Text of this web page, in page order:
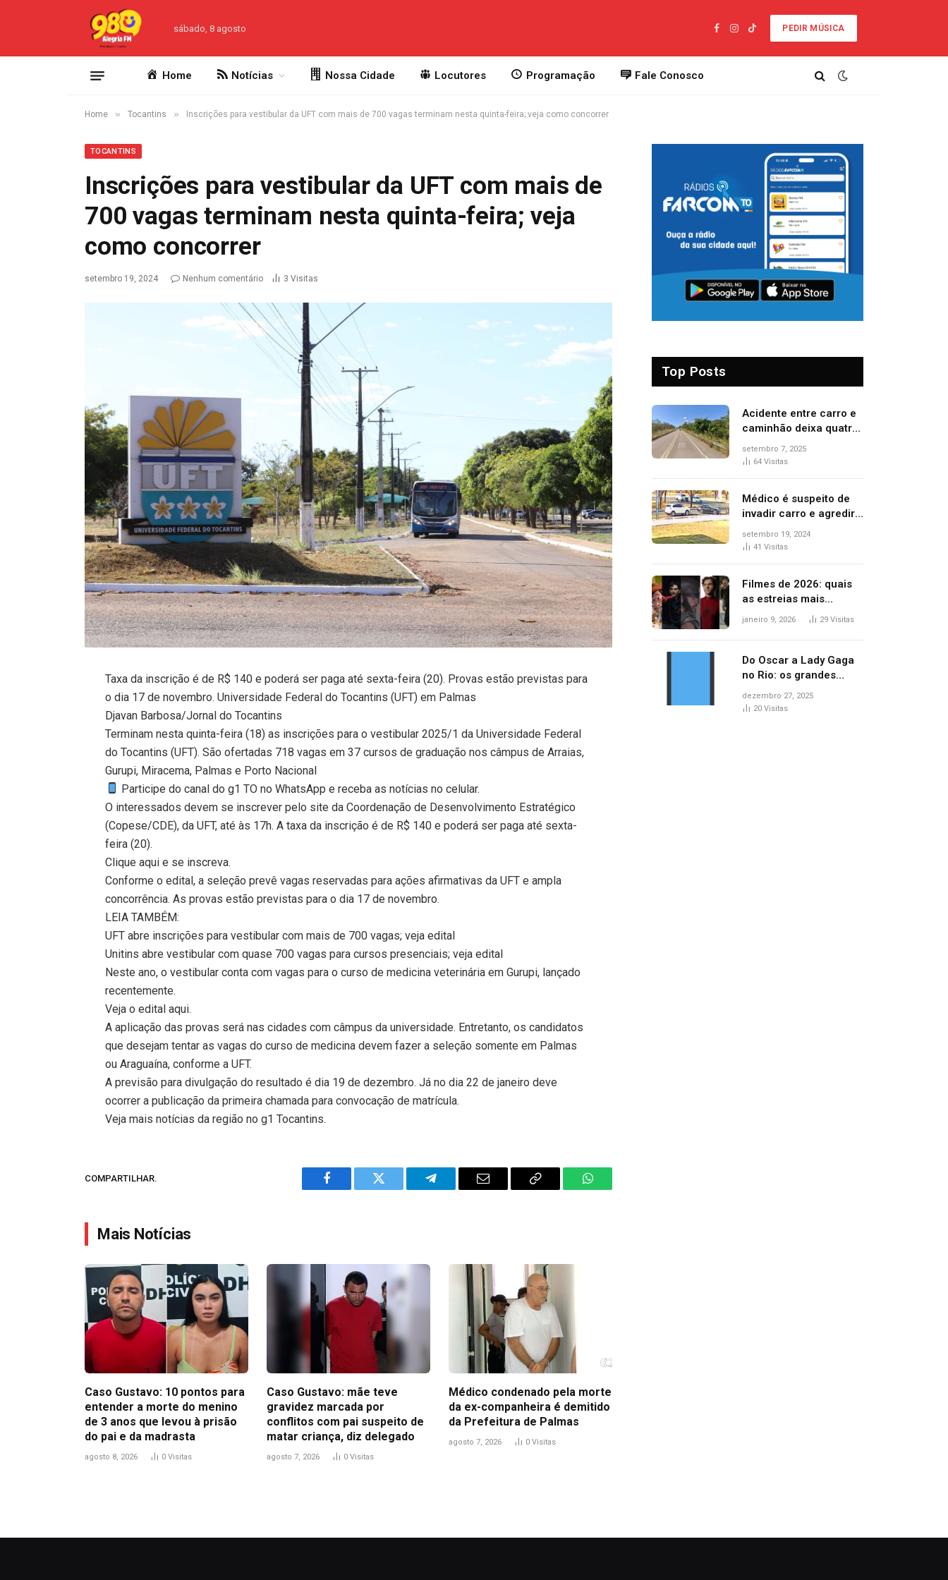
sábado, 8 agosto
Facebook
Instagram
TikTok
PEDIR MÚSICA
Home Notícias Nossa Cidade Locutores Programação Fale Conosco
Home » Tocantins » Inscrições para vestibular da UFT com mais de 700 vagas terminam nesta quinta-feira; veja como concorrer
TOCANTINS
Inscrições para vestibular da UFT com mais de
700 vagas terminam nesta quinta-feira; veja
como concorrer
setembro 19, 2024 Nenhum comentário 3 Visitas
Taxa da inscrição é de R$ 140 e poderá ser paga até sexta-feira (20). Provas estão previstas para
o dia 17 de novembro. Universidade Federal do Tocantins (UFT) em Palmas
Djavan Barbosa/Jornal do Tocantins
Terminam nesta quinta-feira (18) as inscrições para o vestibular 2025/1 da Universidade Federal
do Tocantins (UFT). São ofertadas 718 vagas em 37 cursos de graduação nos câmpus de Arraias,
Gurupi, Miracema, Palmas e Porto Nacional
Participe do canal do g1 TO no WhatsApp e receba as notícias no celular.
O interessados devem se inscrever pelo site da Coordenação de Desenvolvimento Estratégico
(Copese/CDE), da UFT, até às 17h. A taxa da inscrição é de R$ 140 e poderá ser paga até sexta-
feira (20).
Clique aqui e se inscreva.
Conforme o edital, a seleção prevê vagas reservadas para ações afirmativas da UFT e ampla
concorrência. As provas estão previstas para o dia 17 de novembro.
LEIA TAMBÉM:
UFT abre inscrições para vestibular com mais de 700 vagas; veja edital
Unitins abre vestibular com quase 700 vagas para cursos presenciais; veja edital
Neste ano, o vestibular conta com vagas para o curso de medicina veterinária em Gurupi, lançado
recentemente.
Veja o edital aqui.
A aplicação das provas será nas cidades com câmpus da universidade. Entretanto, os candidatos
que desejam tentar as vagas do curso de medicina devem fazer a seleção somente em Palmas
ou Araguaína, conforme a UFT.
A previsão para divulgação do resultado é dia 19 de dezembro. Já no dia 22 de janeiro deve
ocorrer a publicação da primeira chamada para convocação de matrícula.
Veja mais notícias da região no g1 Tocantins.
COMPARTILHAR.
Facebook Twitter Telegram Email
Copy
WhatsApp
Mais Notícias
Caso Gustavo: 10 pontos para
entender a morte do menino
de 3 anos que levou à prisão
do pai e da madrasta
agosto 8, 2026 0 Visitas
Caso Gustavo: mãe teve
gravidez marcada por
conflitos com pai suspeito de
matar criança, diz delegado
agosto 7, 2026 0 Visitas
Médico condenado pela morte
da ex-companheira é demitido
da Prefeitura de Palmas
agosto 7, 2026 0 Visitas
Top Posts
Acidente entre carro e
caminhão deixa quatro
pessoas feridas e uma
mulher morta na TO-
setembro 7, 2025
64 Visitas
Médico é suspeito de
invadir carro e agredir
delegado aposentado
durante confusão no
setembro 19, 2024
41 Visitas
Filmes de 2026: quais
as estreias mais
aguardadas do ano?
janeiro 9, 2026 29 Visitas
Do Oscar a Lady Gaga
no Rio: os grandes
marcos da cultura em
2025
dezembro 27, 2025
20 Visitas